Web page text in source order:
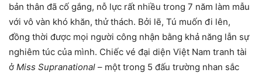
bản thân đã cố gắng, nỗ lực rất nhiều trong 7 năm làm mẫu
với vô vàn khó khăn, thử thách. Bởi lẽ, Tú muốn đi lên,
đồng thời được mọi người công nhận bằng khả năng lẫn sự
nghiêm túc của mình. Chiếc vé đại diện Việt Nam tranh tài
ở Miss Supranational – một trong 5 đấu trường nhan sắc